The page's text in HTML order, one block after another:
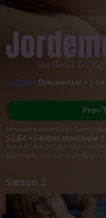
• Dokumentar • 1
S1:E4 • Fødsel med hele
Anna er fra det danske
Danmark. Her kan hun få sit
Prøv
*Kræver pakken Basis.
Sæson 1